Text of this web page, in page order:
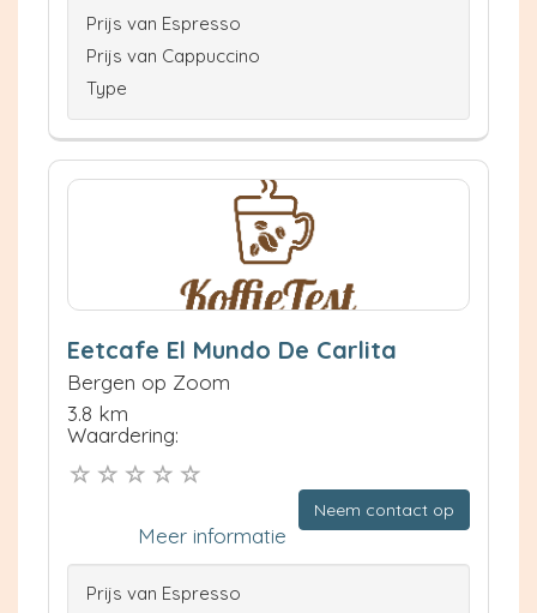
Prijs van Espresso
Prijs van Cappuccino
Type
Eetcafe El Mundo De Carlita
Bergen op Zoom
3.8 km
Waardering:
Neem contact op
Meer informatie
Prijs van Espresso